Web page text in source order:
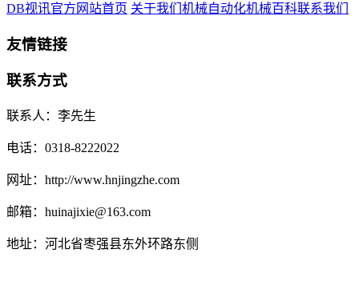
DB视讯官方网站首页 关于我们 机械自动化机械百科联系我们
友情链接
联系方式
联系人：李先生
电话：0318-8222022
网址：http://www.hnjingzhe.com
邮箱：huinajixie@163.com
地址：河北省枣强县东外环路东侧